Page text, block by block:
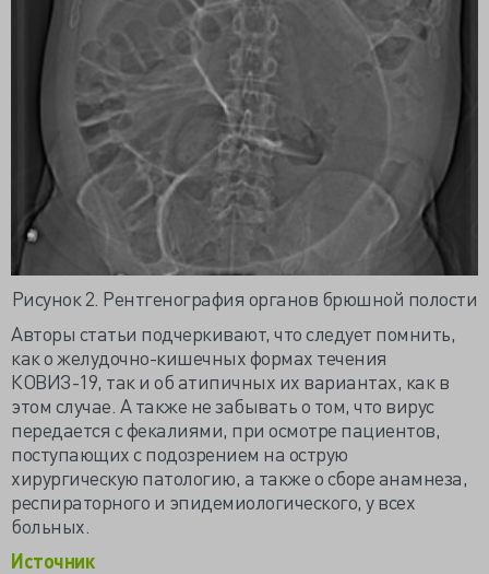
Рисунок 2. Рентгенография органов брюшной полости
Авторы статьи подчеркивают, что следует помнить,
как о желудочно-кишечных формах течения
КОВИЗ-19, так и об атипичных их вариантах, как в
этом случае. А также не забывать о том, что вирус
передается с фекалиями, при осмотре пациентов,
поступающих с подозрением на острую
хирургическую патологию, а также о сборе анамнеза,
респираторного и эпидемиологического, у всех
больных.
Источник